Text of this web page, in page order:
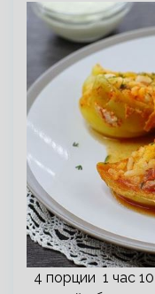
4 порции 1 час